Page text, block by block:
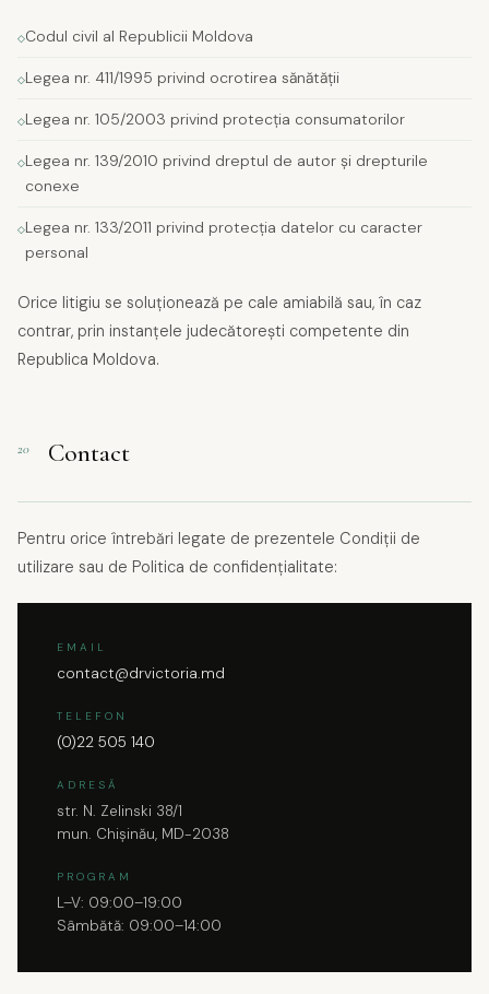
Codul civil al Republicii Moldova
Legea nr. 411/1995 privind ocrotirea sănătății
Legea nr. 105/2003 privind protecția consumatorilor
Legea nr. 139/2010 privind dreptul de autor și drepturile
conexe
Legea nr. 133/2011 privind protecția datelor cu caracter
personal
Orice litigiu se soluționează pe cale amiabilă sau, în caz
contrar, prin instanțele judecătorești competente din
Republica Moldova.
20 Contact
Pentru orice întrebări legate de prezentele Condiții de
utilizare sau de Politica de confidențialitate:
EMAIL
contact@drvictoria.md
TELEFON
(0)22 505 140
ADRESĂ
str. N. Zelinski 38/1
mun. Chișinău, MD-2038
PROGRAM
L–V: 09:00–19:00
Sâmbătă: 09:00–14:00